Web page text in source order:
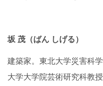
坂 茂（ばん しげる）
建築家。東北大学災害科
大学大学院芸術研究科教